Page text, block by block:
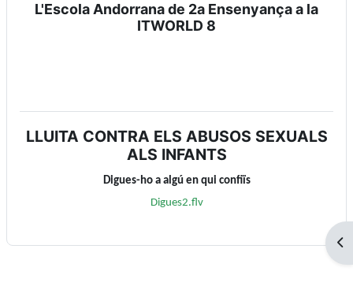
L'Escola Andorrana de 2a Ensenyança a la
ITWORLD 8
LLUITA CONTRA ELS ABUSOS SEXUALS
ALS INFANTS
Digues-ho a algú en qui confiïs
Digues2.flv